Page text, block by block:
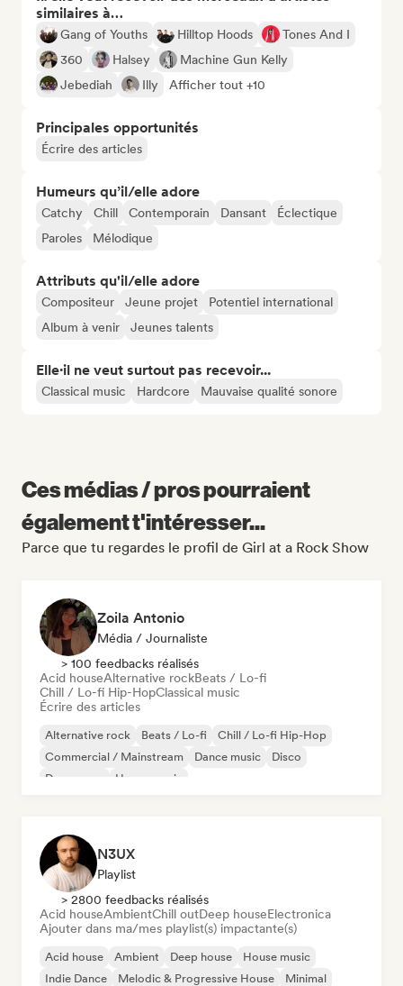
similaires à…
Gang of Youths Hilltop Hoods
Tones And I
360
Halsey
Machine Gun Kelly
Jebediah
Illy Afficher tout +10
Principales opportunités
Écrire des articles
Humeurs qu’il/elle adore
Catchy Chill Contemporain Dansant
Éclectique
Paroles
Mélodique
Attributs qu'il/elle adore
Compositeur Jeune projet
Potentiel international
Album à venir
Jeunes talents
Elle·il ne veut surtout pas recevoir...
Classical music Hardcore Mauvaise qualité sonore
Ces médias / pros pourraient
également t'intéresser...
Parce que tu regardes le profil de Girl at a Rock Show
Zoila Antonio
Média / Journaliste
> 100 feedbacks réalisés
Acid houseAlternative rockBeats / Lo-fi
Chill / Lo-fi Hip-HopClassical music
Écrire des articles
Alternative rock Beats / Lo-fi
Chill / Lo-fi Hip-Hop
Commercial / Mainstream
Dance music
Disco
Dream pop
House music
N3UX
Playlist
> 2800 feedbacks réalisés
Acid houseAmbientChill outDeep houseElectronica
Ajouter dans ma/mes playlist(s) impactante(s)
Acid house Ambient Deep house
House music
Indie Dance
Melodic & Progressive House
Minimal